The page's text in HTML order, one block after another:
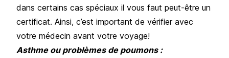
dans certains cas spéciaux il vous faut peut-être un
certificat. Ainsi, c’est important de vérifier avec
votre médecin avant votre voyage!
Asthme ou problèmes de poumons :